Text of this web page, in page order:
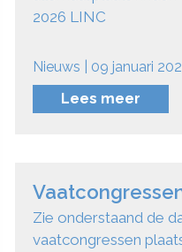
2026 LINC
Nieuws | 09 januari
Lees meer
Zie onderstaand de
vaatcongressen